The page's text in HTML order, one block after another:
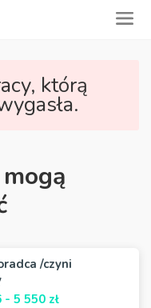
którą
/czyni
- 5 550 zł